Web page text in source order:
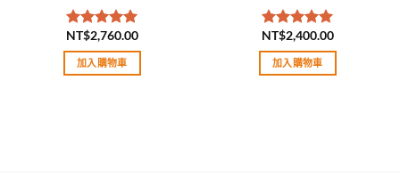
評分5.00
滿分 5
NT$2,760.00
加入購物車
評分5.00
滿分 5
NT$2,400.00
加入購物車